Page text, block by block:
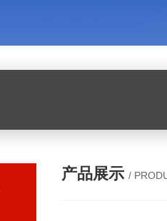
产品展示 /